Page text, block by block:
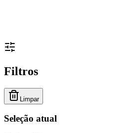
Filtros
Limpar
Seleção atual